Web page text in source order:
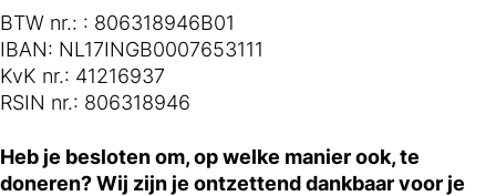
BTW nr.: : 806318946B01
IBAN: NL17INGB0007653111
KvK nr.: 41216937
RSIN nr.: 806318946
Heb je besloten om, op welke manier ook, te
doneren? Wij zijn je ontzettend dankbaar voor je